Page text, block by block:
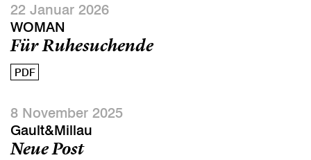
22 Januar 2026
WOMAN
Für Ruhesuchende
PDF
8 November 2025
Gault&Millau
Neue Post